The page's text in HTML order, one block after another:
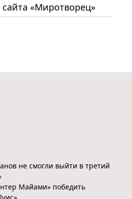
сайта «Миротворец»
не смогли выйти в третий
Майами» победить